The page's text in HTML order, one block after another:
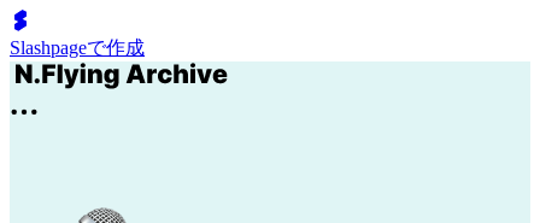
Slashpageで作成